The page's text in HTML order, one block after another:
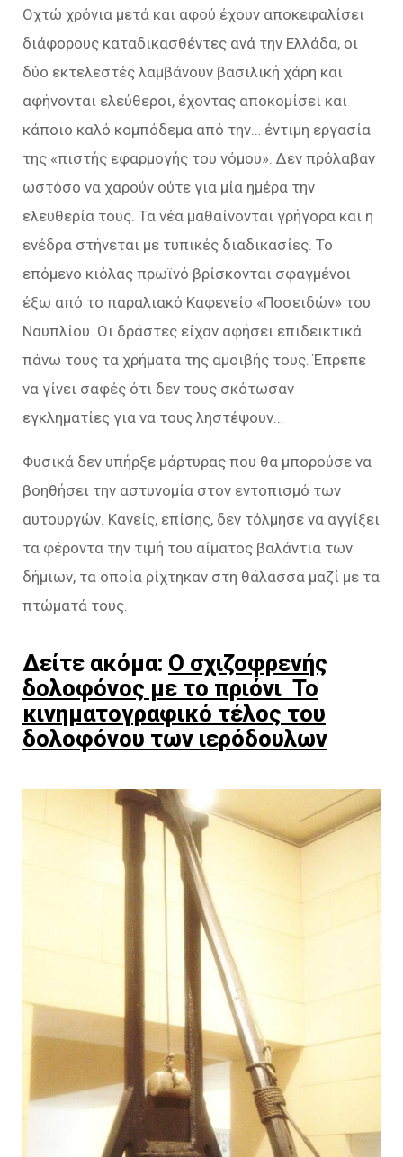
Οχτώ χρόνια μετά και αφού έχουν αποκεφαλίσει
διάφορους καταδικασθέντες ανά την Ελλάδα, οι
δύο εκτελεστές λαμβάνουν βασιλική χάρη και
αφήνονται ελεύθεροι, έχοντας αποκομίσει και
κάποιο καλό κομπόδεμα από την… έντιμη εργασία
της «πιστής εφαρμογής του νόμου». Δεν πρόλαβαν
ωστόσο να χαρούν ούτε για μία ημέρα την
ελευθερία τους. Τα νέα μαθαίνονται γρήγορα και η
ενέδρα στήνεται με τυπικές διαδικασίες. Το
επόμενο κιόλας πρωϊνό βρίσκονται σφαγμένοι
έξω από το παραλιακό Καφενείο «Ποσειδών» του
Ναυπλίου. Οι δράστες είχαν αφήσει επιδεικτικά
πάνω τους τα χρήματα της αμοιβής τους. Έπρεπε
να γίνει σαφές ότι δεν τους σκότωσαν
εγκληματίες για να τους ληστέψουν…
Φυσικά δεν υπήρξε μάρτυρας που θα μπορούσε να
βοηθήσει την αστυνομία στον εντοπισμό των
αυτουργών. Κανείς, επίσης, δεν τόλμησε να αγγίξει
τα φέροντα την τιμή του αίματος βαλάντια των
δήμιων, τα οποία ρίχτηκαν στη θάλασσα μαζί με τα
πτώματά τους.
Δείτε ακόμα: Ο σχιζοφρενής
δολοφόνος με το πριόνι Το
κινηματογραφικό τέλος του
δολοφόνου των ιερόδουλων